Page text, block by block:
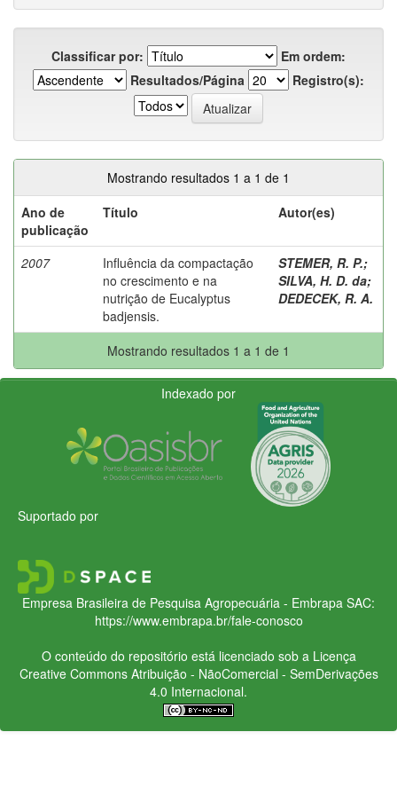
Classificar por:
Em ordem:
Resultados/Página
Registro(s):
Mostrando resultados 1 a 1 de 1
Ano de
publicação
Título Autor(es)
2007
Influência da compactação
no crescimento e na
nutrição de Eucalyptus
badjensis.
STEMER, R. P.;
SILVA, H. D. da;
DEDECEK, R. A.
Mostrando resultados 1 a 1 de 1
Indexado por
Suportado por
Empresa Brasileira de Pesquisa Agropecuária - Embrapa SAC:
https://www.embrapa.br/fale-conosco
O conteúdo do repositório está licenciado sob a Licença
Creative CommonsAtribuição - NãoComercial - SemDerivações
4.0 Internacional.